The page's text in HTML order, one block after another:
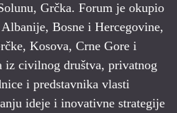
Grčka. Forum je okupio
Bosne i Hercegovine,
Kosova, Crne Gore i
iz civilnog društva, privatnog
i predstavnika vlasti
ideje i inovativne strategije